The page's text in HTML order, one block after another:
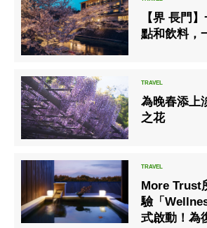
【界 長門
點和飲料，
為晚春添上
之花
More Trust
驗「
式啟動！為